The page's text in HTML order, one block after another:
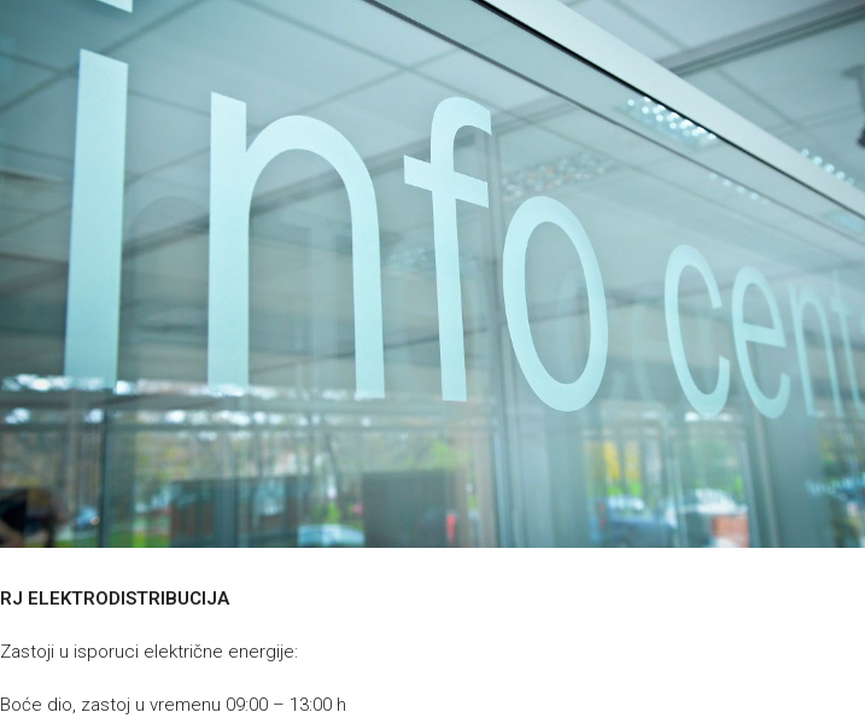
RJ ELEKTRODISTRIBUCIJA
Zastoji u isporuci električne energije:
Boće dio, zastoj u vremenu 09:00 – 13:00 h